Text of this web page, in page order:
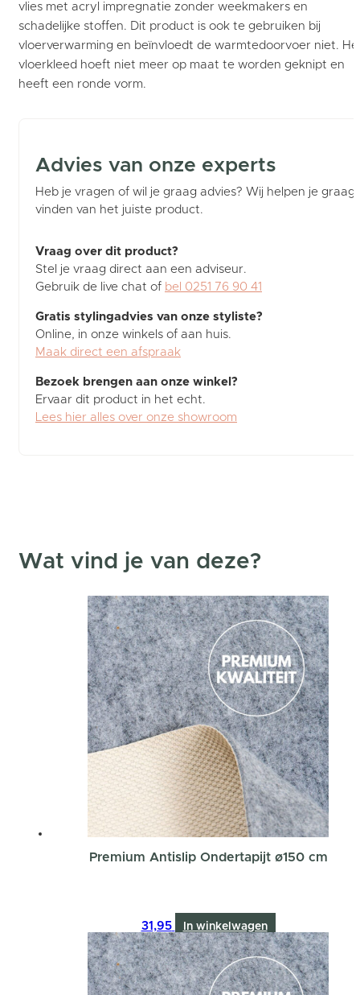
vlies met acryl impregnatie zonder weekmakers en
schadelijke stoffen. Dit product is ook te gebruiken bij
vloerverwarming en beïnvloedt de warmtedoorvoer niet.
vloerkleed hoeft niet meer op maat te worden geknipt en
heeft een ronde vorm.
Advies van onze experts
Heb je vragen of wil je graag advies? Wij helpen je graag
vinden van het juiste product.
Vraag over dit product?
Stel je vraag direct aan een adviseur.
Gebruik de live chat of bel 0251 76 90 41
Gratis stylingadvies van onze styliste?
Online, in onze winkels of aan huis.
Maak direct een afspraak
Bezoek brengen aan onze winkel?
Ervaar dit product in het echt.
Lees hier alles over onze showroom
Wat vind je van deze?
Premium Antislip Ondertapijt ø150 cm
31,95 In winkelwagen